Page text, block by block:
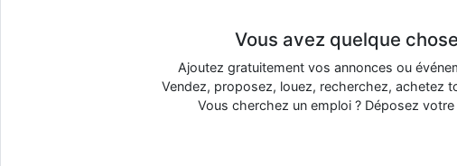
Vous avez quelque
Ajoutez gratuitement vos annonces ou
Vendez, proposez, louez, recherchez, achetez
Vous cherchez un emploi ? Déposez votre